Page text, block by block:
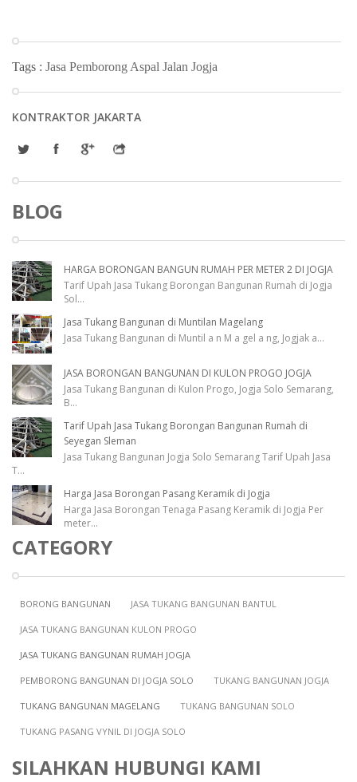
Tags : Jasa Pemborong Aspal Jalan Jogja
KONTRAKTOR JAKARTA
BLOG
HARGA BORONGAN BANGUN RUMAH PER METER 2 DI JOGJA
Tarif Upah Jasa Tukang Borongan Bangunan Rumah di Jogja
Sol...
Jasa Tukang Bangunan di Muntilan Magelang
Jasa Tukang Bangunan di Muntil a n M a gel a ng, Jogjak a...
JASA BORONGAN BANGUNAN DI KULON PROGO JOGJA
Jasa Tukang Bangunan di Kulon Progo, Jogja Solo Semarang,
B...
Tarif Upah Jasa Tukang Borongan Bangunan Rumah di
Seyegan Sleman
Jasa Tukang Bangunan Jogja Solo Semarang Tarif Upah Jasa
T...
Harga Jasa Borongan Pasang Keramik di Jogja
Harga Jasa Borongan Tenaga Pasang Keramik di Jogja Per
meter...
CATEGORY
BORONG BANGUNAN JASA TUKANG BANGUNAN BANTUL
JASA TUKANG BANGUNAN KULON PROGO
JASA TUKANG BANGUNAN RUMAH JOGJA
PEMBORONG BANGUNAN DI JOGJA SOLO TUKANG BANGUNAN JOGJA
TUKANG BANGUNAN MAGELANG TUKANG BANGUNAN SOLO
TUKANG PASANG VYNIL DI JOGJA SOLO
SILAHKAN HUBUNGI KAMI